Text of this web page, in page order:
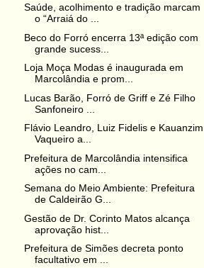
Saúde, acolhimento e tradição marcam
o “Arraiá do ...
Beco do Forró encerra 13ª edição com
grande sucess...
Loja Moça Modas é inaugurada em
Marcolândia e prom...
Lucas Barão, Forró de Griff e Zé Filho
Sanfoneiro ...
Flávio Leandro, Luiz Fidelis e Kauanzim
Vaqueiro a...
Prefeitura de Marcolândia intensifica
ações no cam...
Semana do Meio Ambiente: Prefeitura
de Caldeirão G...
Gestão de Dr. Corinto Matos alcança
aprovação hist...
Prefeitura de Simões decreta ponto
facultativo em ...